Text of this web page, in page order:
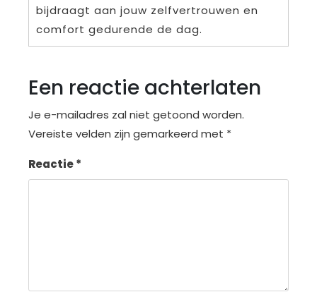
bijdraagt aan jouw zelfvertrouwen en
comfort gedurende de dag.
Een reactie achterlaten
Je e-mailadres zal niet getoond worden.
Vereiste velden zijn gemarkeerd met *
Reactie*